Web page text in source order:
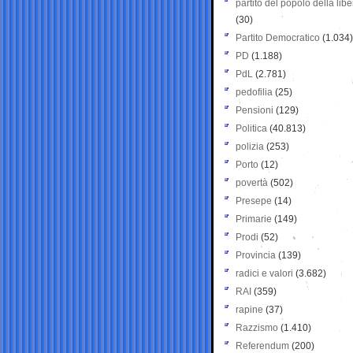
partito del popolo della
(30)
Partito Democratico (1.034)
PD (1.188)
PdL (2.781)
pedofilia (25)
Pensioni (129)
Politica (40.813)
polizia (253)
Porto (12)
povertà (502)
Presepe (14)
Primarie (149)
Prodi (52)
Provincia (139)
radici e valori (3.682)
RAI (359)
rapine (37)
Razzismo (1.410)
Referendum (200)